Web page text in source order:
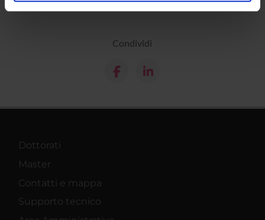
pubblicità e social media, i quali potrebbero combinarle
raccolto dal tuo utilizzo dei loro servizi.
Condividi
Dottorati
Master
Contatti e mappa
Supporto tecnico